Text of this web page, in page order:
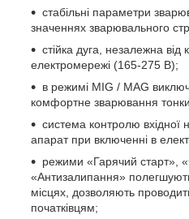
стабільні параметри
значеннях зварювального
стійка дуга, незалежна від
електромережі (165-275 В);
в режимі MIG / MAG
комфортне зварювання
система контролю вхідної
апарат при включенні в
режими «Гарячий старт»,
«Антизалипання»
місцях, дозволяють
початківцям;